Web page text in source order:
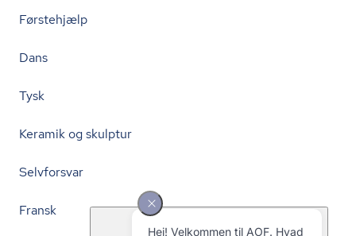
Førstehjælp
Dans
Tysk
Keramik og skulptur
Selvforsvar
Fransk